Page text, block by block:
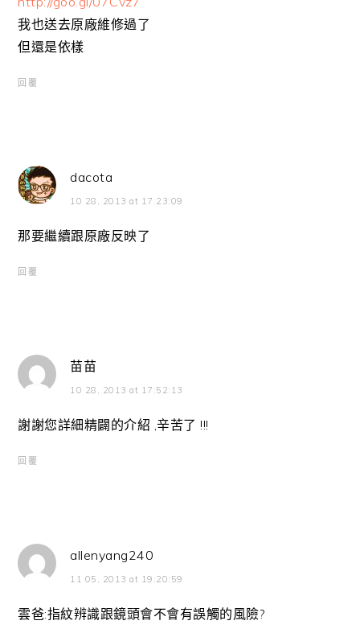
我也送去原廠維修過了
但還是依樣
回覆
dacota
10 28, 2013 at 17:23:09
那要繼續跟原廠反映了
回覆
苗苗
10 28, 2013 at 17:52:13
謝謝您詳細精闢的介紹 ,辛苦了 !!!
回覆
allenyang240
11 05, 2013 at 19:20:59
雲爸:指紋辨識跟鏡頭會不會有誤觸的風險?